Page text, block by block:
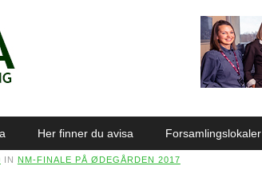
Her finner du avisa Forsamlingslokaler
IN NM-FINALE PÅ ØDEGÅRDEN 2017